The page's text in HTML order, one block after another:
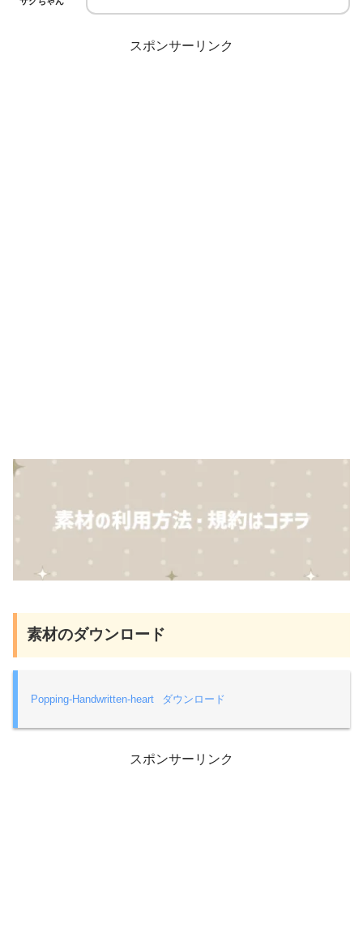
スポンサーリンク
素材のダウンロード
Popping-Handwritten-heart ダウンロード
スポンサーリンク